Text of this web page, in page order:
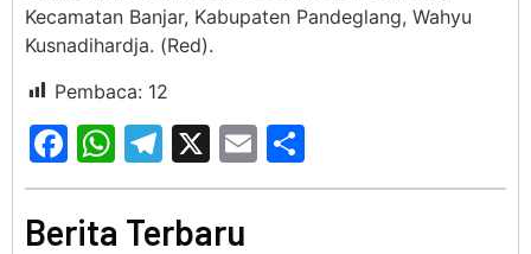
Kecamatan Banjar, Kabupaten Pandeglang, Wahyu
Kusnadihardja. (Red).
Pembaca: 12
Facebook
WhatsApp
Telegram
X Email
Berita Terbaru